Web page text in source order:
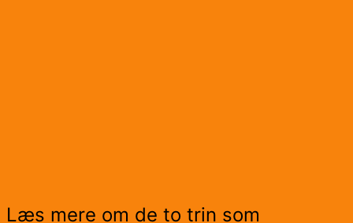
Læs mere om de to trin som